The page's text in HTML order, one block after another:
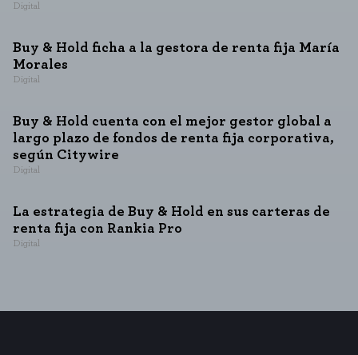
Digital
Buy & Hold ficha a la gestora de renta fija María
Morales
Digital
Buy & Hold cuenta con el mejor gestor global a
largo plazo de fondos de renta fija corporativa,
según Citywire
Digital
La estrategia de Buy & Hold en sus carteras de
renta fija con Rankia Pro
Digital